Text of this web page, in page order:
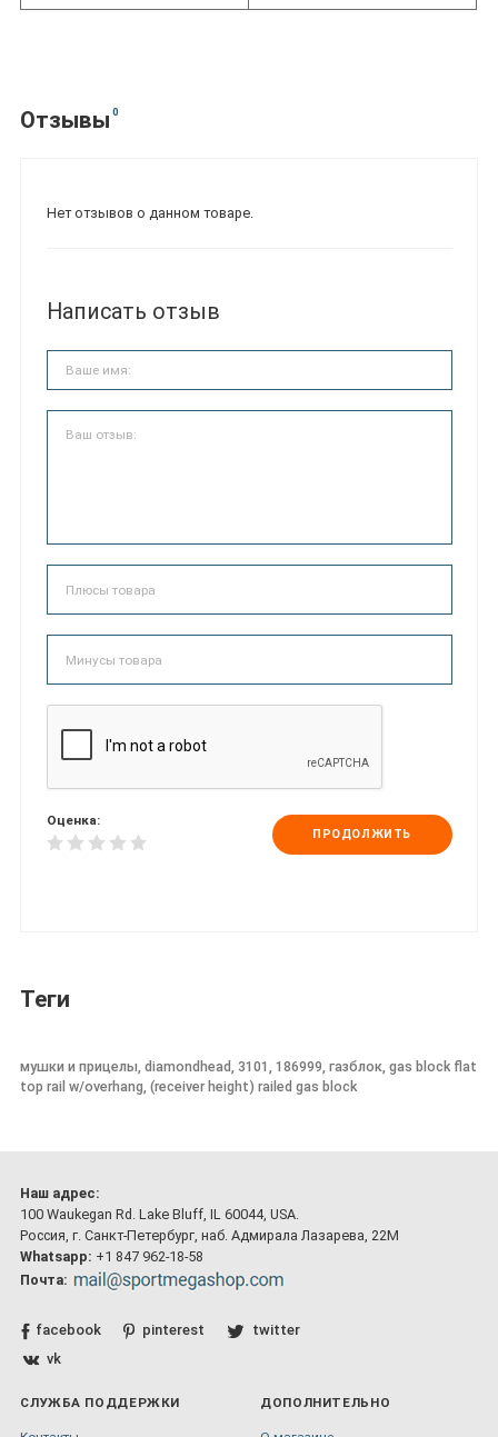
Отзывы 0
Нет отзывов о данном товаре.
Написать отзыв
Оценка:
ПРОДОЛЖИТЬ
Теги
мушки и прицелы, diamondhead, 3101, 186999, газблок, gas block flat
top rail w/overhang, (receiver height) railed gas block
Наш адрес:
100 Waukegan Rd. Lake Bluff, IL 60044, USA.
Россия, г. Санкт-Петербург, наб. Адмирала Лазарева, 22М
Whatsapp: +1 847 962-18-58
Почта:
facebook pinterest
twitter
vk
СЛУЖБА ПОДДЕРЖКИ ДОПОЛНИТЕЛЬНО